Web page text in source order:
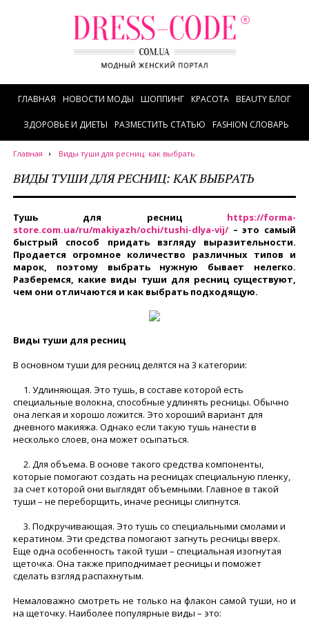
ГЛАВНАЯ НОВОСТИ МОДЫ ШОППИНГ КРАСОТА BEAUTY БЛОГ
ЗДОРОВЬЕ И ДИЕТЫ РАЗМЕСТИТЬ СТАТЬЮ FASHION СЛОВАРЬ
Главная Виды туши для ресниц: как выбрать
ВИДЫ ТУШИ ДЛЯ РЕСНИЦ: КАК ВЫБРАТЬ
Тушь для ресниц https://forma-
store.com.ua/ru/makiyazh/ochi/tushi-dlya-vij/– это самый
быстрый способ придать взгляду выразительности.
Продается огромное количество различных типов и
марок, поэтому выбрать нужную бывает нелегко.
Разберемся, какие виды туши для ресниц существуют,
чем они отличаются и как выбрать подходящую.
Виды туши для ресниц
В основном туши для ресниц делятся на 3 категории:
1. Удлиняющая. Это тушь, в составе которой есть
специальные волокна, способные удлинять ресницы. Обычно
она легкая и хорошо ложится. Это хороший вариант для
дневного макияжа. Однако если такую тушь нанести в
несколько слоев, она может осыпаться.
2. Для объема. В основе такого средства компоненты,
которые помогают создать на ресницах специальную пленку,
за счет которой они выглядят объемными. Главное в такой
туши – не переборщить, иначе ресницы слипнутся.
3. Подкручивающая. Это тушь со специальными смолами и
кератином. Эти средства помогают загнуть ресницы вверх.
Еще одна особенность такой туши – специальная изогнутая
щеточка. Она также приподнимает ресницы и поможет
сделать взгляд распахнутым.
Немаловажно смотреть не только на флакон самой туши, но и
на щеточку. Наиболее популярные виды – это: